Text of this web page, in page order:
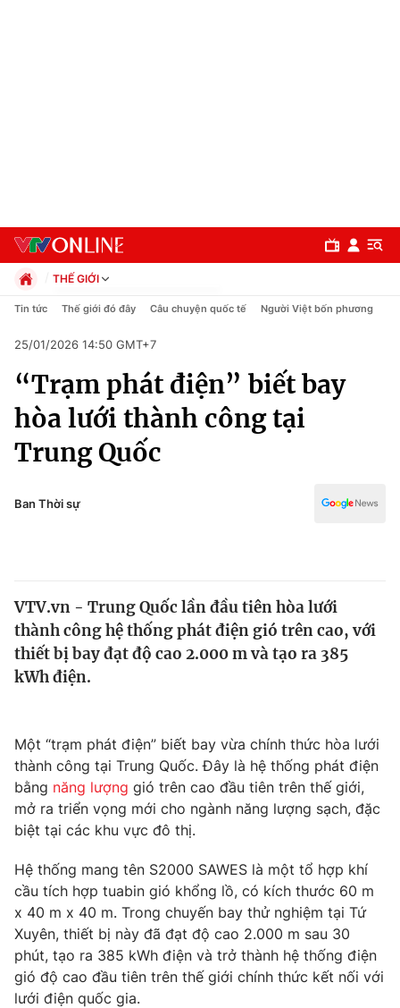
Chuyên mục
Chính trị
Xã hội
Pháp luật
Thế giới
Tin tức
Thế giới đó đây
Kinh tế
Thị trường
Góc doanh nghiệp
Truyền hình
Phim VTV
Hậu trường
Nhân vật
Khán giả
Giải sao mai
Giải trí
Điện ảnh
Âm nhạc
Sao
Đời sống
Du lịch
Làm đẹp
Chất lượng cuộc sống
Giáo dục
Tuyển sinh
Học trực tuyến
Công nghệ
THẾ GIỚI
Chính trị
Pháp luật
Kinh tế
Thể thao
Truyền hình
Văn hóa - Giải trí
Y tế
Công nghệ
Tin tức Thế giới đó đây Câu chuyện quốc tế Người Việt bốn phương
25/01/2026 14:50 GMT+7
“Trạm phát điện” biết bay
hòa lưới thành công tại
Trung Quốc
Ban Thời sự
VTV.vn - Trung Quốc lần đầu tiên hòa lưới
thành công hệ thống phát điện gió trên cao, với
thiết bị bay đạt độ cao 2.000 m và tạo ra 385
kWh điện.
Một “trạm phát điện” biết bay vừa chính thức hòa lưới
thành công tại Trung Quốc. Đây là hệ thống phát điện
bằng năng lượng gió trên cao đầu tiên trên thế giới,
mở ra triển vọng mới cho ngành năng lượng sạch, đặc
biệt tại các khu vực đô thị.
Hệ thống mang tên S2000 SAWES là một tổ hợp khí
cầu tích hợp tuabin gió khổng lồ, có kích thước 60 m
x 40 m x 40 m. Trong chuyến bay thử nghiệm tại Tứ
Xuyên, thiết bị này đã đạt độ cao 2.000 m sau 30
phút, tạo ra 385 kWh điện và trở thành hệ thống điện
gió độ cao đầu tiên trên thế giới chính thức kết nối với
lưới điện quốc gia.